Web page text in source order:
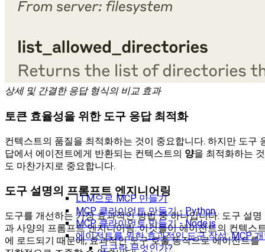
LLM으로 MCP 만들기
MCP 클라이언트 만들기 - Python
MCP 클라이언트 만들기 - Node.js
에이전트를 위한 효과적인 도구 작성: MCP
도구란 무엇인가?
상세 및 간결한 응답 형식의 비교 효과
토큰 효율성을 위한 도구 응답 최적화
컨텍스트의 품질을 최적화하는 것이 중요합니다. 하지만 도구
답에서 에이전트에게 반환되는 컨텍스트의 양을 최적화하는 것
도 마찬가지로 중요합니다.
도구 설명의 프롬프트 엔지니어링
도구를 개선하는 가장 효과적인 방법 중 하나입니다: 도구 설명
과 사양의 프롬프트 엔지니어링. 이것들이 에이전트의 컨텍스
에 로드되기 때문에, 효과적인 도구 호출 동작으로 에이전트를